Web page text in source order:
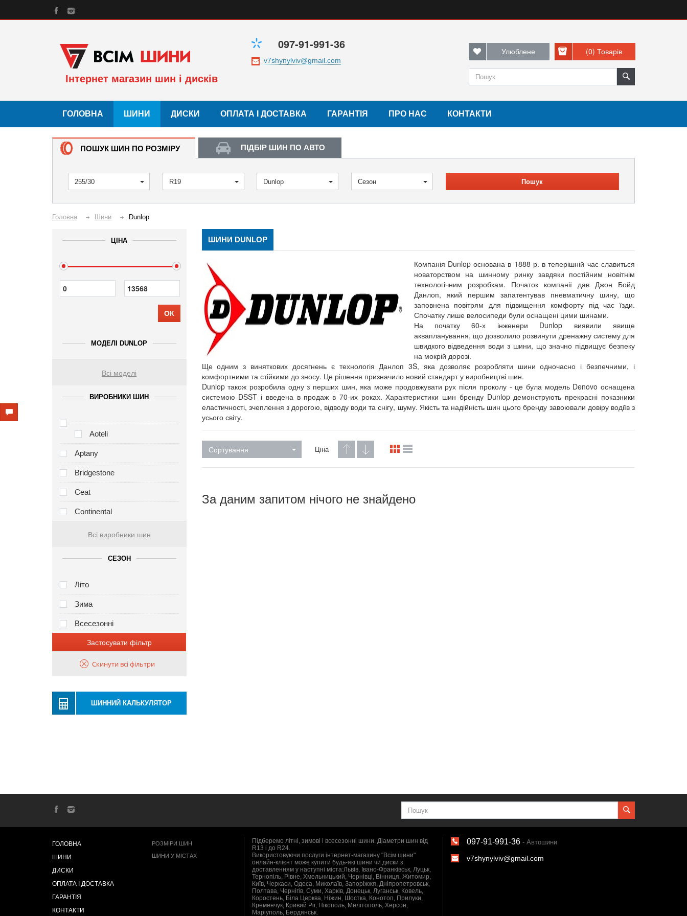
Інтернет магазин шин і дисків
097-91-991-36 Улюблене (0) Товарів
ГОЛОВНА ШИНИ ДИСКИ ОПЛАТА І ДОСТАВКА ГАРАНТІЯ ПРО НАС КОНТАКТИ
ПОШУК ШИН ПО РОЗМІРУ ПІДБІР ШИН ПО АВТО
255/30 R19 Dunlop Сезон Пошук
Головна Шини Dunlop
ЦІНА
ОК
МОДЕЛІ DUNLOP
Всі моделі
ВИРОБНИКИ ШИН
Aoteli
Aptany
Bridgestone
Ceat
Continental
Всі виробники шин
СЕЗОН
Літо
Зима
Всесезонні
Застосувати фільтр
Скинути всі фільтри
ШИННИЙ КАЛЬКУЛЯТОР
ШИНИ DUNLOP
Компанія Dunlop основана в 1888 р. в теперішній час славиться
новаторством на шинному ринку завдяки постійним новітнім
технологічним розробкам. Початок компанії дав Джон Бойд
Данлоп, який першим запатентував пневматичну шину, що
заповнена повітрям для підвищення комфорту під час їзди.
Спочатку лише велосипеди були оснащені цими шинами.
На початку 60-х інженери Dunlop виявили явище
аквапланування, що дозволило розвинути дренажну систему для
швидкого відведення води з шини, що значно підвищує безпеку
на мокрій дорозі.
Ще одним з виняткових досягнень є технологія Данлоп 3S, яка дозволяє розробляти шини одночасно і безпечними, і
комфортними та стійкими до зносу. Це рішення призначило новий стандарт у виробництві шин.
Dunlop також розробила одну з перших шин, яка може продовжувати рух після проколу - це була модель Denovo оснащена
системою DSST і введена в продаж в 70-их роках. Характеристики шин бренду Dunlop демонструють прекрасні показники
еластичності, зчеплення з дорогою, відводу води та снігу, шуму. Якість та надійність шин цього бренду завоювали довіру водіїв з
усього світу.
Сортування Ціна
За даним запитом нічого не знайдено
ГОЛОВНА
ШИНИ
ДИСКИ
ОПЛАТА І ДОСТАВКА
ГАРАНТІЯ
КОНТАКТИ
РОЗМІРИ ШИН
ШИНИ У МІСТАХ
Підберемо літні, зимові і всесезонні шини. Діаметри шин від
R13 і до R24.
Використовуючи послуги інтернет-магазину "Всім шини"
онлайн-клієнт може купити будь-які шини чи диски з
доставленням у наступні міста:Львів, Івано-Франківськ, Луцьк,
Тернопіль, Рівне, Хмельницький, Чернівці, Вінниця, Житомир,
Київ, Черкаси, Одеса, Миколаїв, Запоріжжя, Дніпропетровськ,
Полтава, Чернігів, Суми, Харків, Донецьк, Луганськ, Ковель,
Коростень, Біла Церква, Ніжин, Шостка, Конотоп, Прилуки,
Кременчук, Кривий Ріг, Нікополь, Мелітополь, Херсон,
Маріуполь, Бердянськ.
097-91-991-36 - Автошини